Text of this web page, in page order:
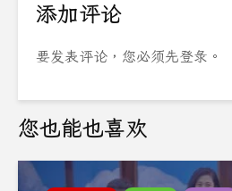
添加评论
要发表评论，您必须先登录 。
您也能也喜欢